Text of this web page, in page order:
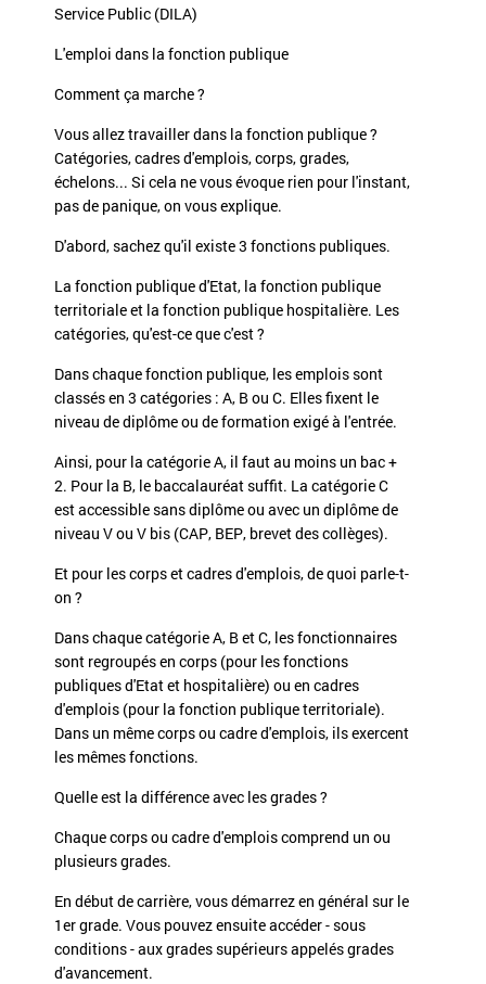
Service Public (DILA)
L'emploi dans la fonction publique
Comment ça marche ?
Vous allez travailler dans la fonction publique ?
Catégories, cadres d'emplois, corps, grades,
échelons... Si cela ne vous évoque rien pour l'instant,
pas de panique, on vous explique.
D'abord, sachez qu'il existe 3 fonctions publiques.
La fonction publique d'Etat, la fonction publique
territoriale et la fonction publique hospitalière. Les
catégories, qu'est-ce que c'est ?
Dans chaque fonction publique, les emplois sont
classés en 3 catégories : A, B ou C. Elles fixent le
niveau de diplôme ou de formation exigé à l'entrée.
Ainsi, pour la catégorie A, il faut au moins un bac +
2. Pour la B, le baccalauréat suffit. La catégorie C
est accessible sans diplôme ou avec un diplôme de
niveau V ou V bis (CAP, BEP, brevet des collèges).
Et pour les corps et cadres d'emplois, de quoi parle-t-
on ?
Dans chaque catégorie A, B et C, les fonctionnaires
sont regroupés en corps (pour les fonctions
publiques d'Etat et hospitalière) ou en cadres
d'emplois (pour la fonction publique territoriale).
Dans un même corps ou cadre d'emplois, ils exercent
les mêmes fonctions.
Quelle est la différence avec les grades ?
Chaque corps ou cadre d'emplois comprend un ou
plusieurs grades.
En début de carrière, vous démarrez en général sur le
1er grade. Vous pouvez ensuite accéder - sous
conditions - aux grades supérieurs appelés grades
d'avancement.